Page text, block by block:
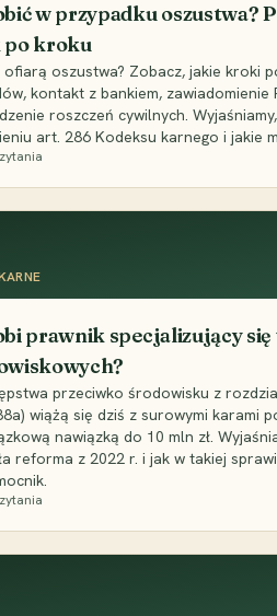
w przypadku oszustwa?
kroku
ofiarą oszustwa? Zobacz, jakie kroki
kontakt z bankiem,
roszczeń cywilnych.
art. 286 Kodeksu karnego i jakie
prawnik specjalizujący
przeciwko środowisku z
wiążą się dziś z surowymi karami
nawiązką do 10 mln zł.
reforma z 2022 r. i jak w takiej